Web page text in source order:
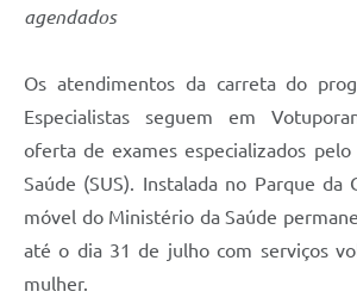
Contato
agendados
Os atendimentos da carreta do
Especialistas seguem em
oferta de exames especializados pelo
Saúde (SUS). Instalada no Parque da
móvel do Ministério da Saúde
até o dia 31 de julho com serviços
mulher.